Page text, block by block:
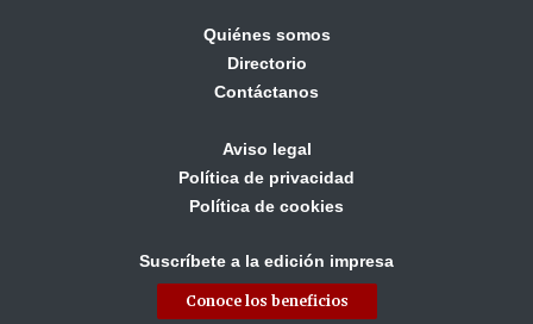
Quiénes somos
Directorio
Contáctanos
Aviso legal
Política de privacidad
Política de cookies
Suscríbete a la edición impresa
Conoce los beneficios